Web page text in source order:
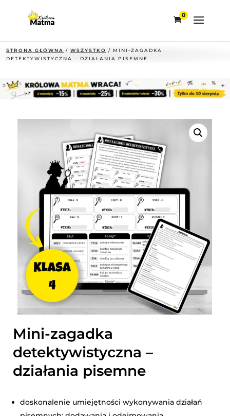
0
STRONA GŁÓWNA / WSZYSTKO / MINI-ZAGADKA
DETEKTYWISTYCZNA – DZIAŁANIA PISEMNE
Mini-zagadka
detektywistyczna –
działania pisemne
doskonalenie umiejętności wykonywania działań